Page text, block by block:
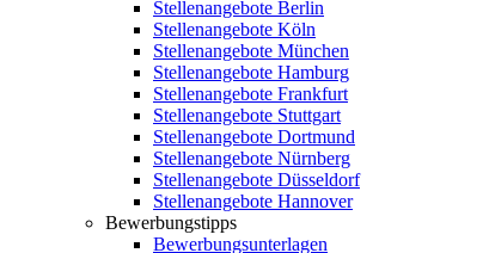
Stellenangebote Berlin
Stellenangebote Köln
Stellenangebote München
Stellenangebote Hamburg
Stellenangebote Frankfurt
Stellenangebote Stuttgart
Stellenangebote Dortmund
Stellenangebote Nürnberg
Stellenangebote Düsseldorf
Stellenangebote Hannover
Bewerbungstipps
Bewerbungsunterlagen